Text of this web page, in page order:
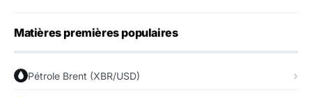
Matières premières populaires
Pétrole Brent (XBR/USD)